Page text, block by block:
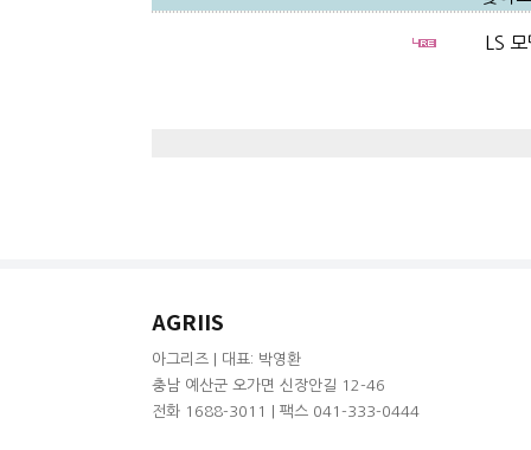
LS
AGRIIS
아그리즈 | 대표: 박영환
충남 예산군 오가면 신장안길 12-46
전화 1688-3011 | 팩스 041-333-0444